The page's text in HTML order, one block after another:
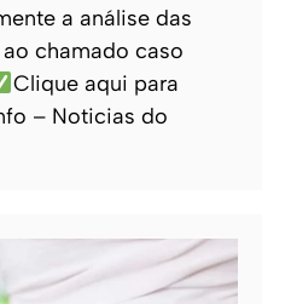
a análise das
chamado caso
Clique aqui para
– Noticias do